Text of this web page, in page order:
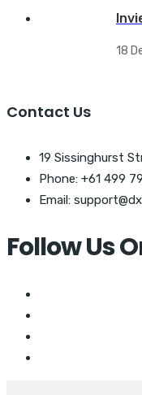
18
Contact Us
19 Sissinghurst
Phone: +61 499
Email:
Follow Us